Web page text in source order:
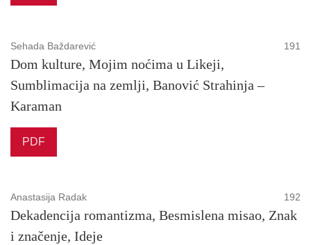
Sehada Baždarević 191
Dom kulture, Mojim noćima u Likeji,
Sumblimacija na zemlji, Banović Strahinja –
Karaman
PDF
Anastasija Radak 192
Dekadencija romantizma, Besmislena misao, Znak
i značenje, Ideje